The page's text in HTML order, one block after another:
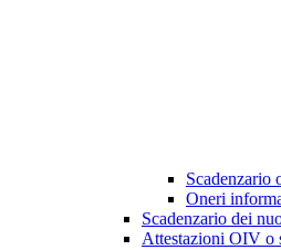
Scadenzario
Oneri
Scadenzario dei
Attestazioni OIV o